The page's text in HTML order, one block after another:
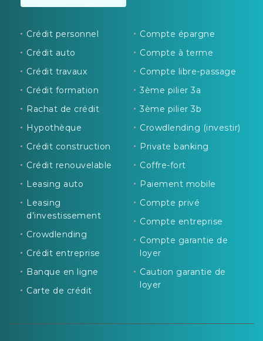
Crédit personnel
Crédit auto
Crédit travaux
Crédit formation
Rachat de crédit
Hypothèque
Crédit construction
Crédit renouvelable
Leasing auto
Leasing
d’investissement
Crowdlending
Crédit entreprise
Banque en ligne
Carte de crédit
Compte épargne
Compte à terme
Compte libre-passage
3ème pilier 3a
3ème pilier 3b
Crowdlending (investir)
Private banking
Coffre-fort
Paiement mobile
Compte privé
Compte entreprise
Compte garantie de
loyer
Caution garantie de
loyer